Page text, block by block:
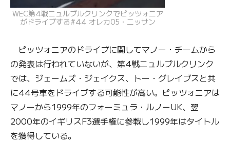
WEC第4戦ニュルブルクリンクでピッツォニア
がドライブする#44 オレカ05・ニッサン
ピッツォニアのドライブに関してマノー・チームから
の発表は行われていないが、第4戦ニュルブルクリンク
では、ジェームズ・ジェイクス、トー・グレイブスと共
に44号車をドライブする可能性が高い。ピッツォニアは
マノーから1999年のフォーミュラ・ルノーUK、翌
2000年のイギリスF3選手権に参戦し1999年はタイトル
を獲得している。